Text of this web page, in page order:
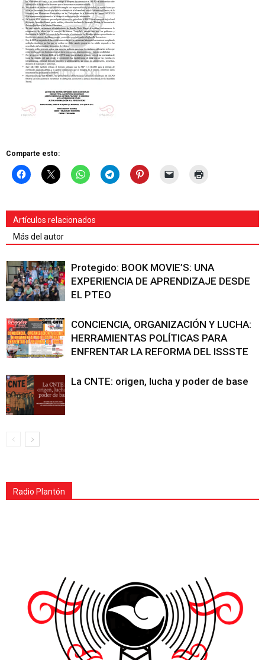
Comparte esto:
Artículos relacionados
Más del autor
Protegido: BOOK MOVIE’S: UNA
EXPERIENCIA DE APRENDIZAJE DESDE
EL PTEO
CONCIENCIA, ORGANIZACIÓN Y LUCHA:
HERRAMIENTAS POLÍTICAS PARA
ENFRENTAR LA REFORMA DEL ISSSTE
La CNTE: origen, lucha y poder de base
Radio Plantón